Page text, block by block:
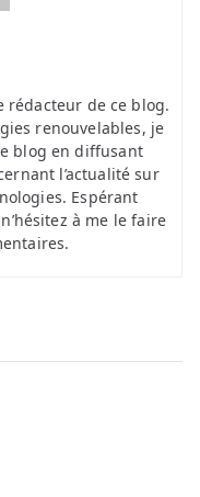
rédacteur de ce blog.
renouvelables, je
blog en diffusant
l’actualité sur
Espérant
à me le faire